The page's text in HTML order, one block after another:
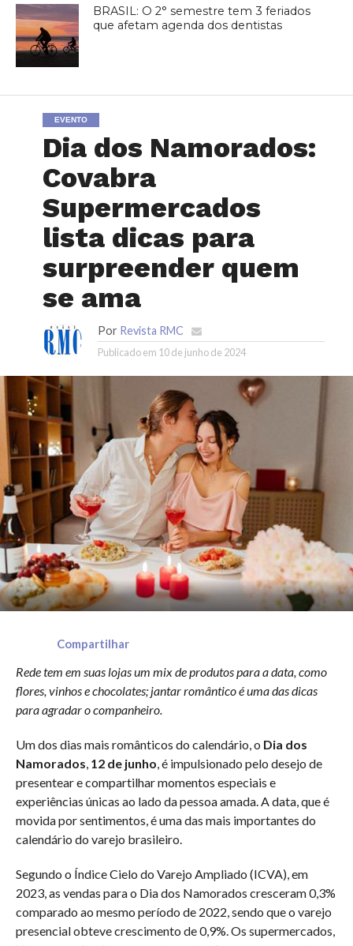
BRASIL: O 2° semestre tem 3 feriados
que afetam agenda dos dentistas
EVENTO
Dia dos Namorados:
Covabra
Supermercados
lista dicas para
surpreender quem
se ama
Por Revista RMC
Publicado em 10 de junho de 2024
Compartilhar
Rede tem em suas lojas um mix de produtos para a data, como
flores, vinhos e chocolates; jantar romântico é uma das dicas
para agradar o companheiro.
Um dos dias mais românticos do calendário, o Dia dos
Namorados, 12 de junho, é impulsionado pelo desejo de
presentear e compartilhar momentos especiais e
experiências únicas ao lado da pessoa amada. A data, que é
movida por sentimentos, é uma das mais importantes do
calendário do varejo brasileiro.
Segundo o Índice Cielo do Varejo Ampliado (ICVA), em
2023, as vendas para o Dia dos Namorados cresceram 0,3%
comparado ao mesmo período de 2022, sendo que o varejo
presencial obteve crescimento de 0,9%. Os supermercados,